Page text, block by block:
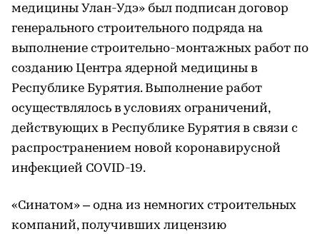
медицины Улан-Удэ» был подписан договор
генерального строительного подряда на
выполнение строительно-монтажных работ по
созданию Центра ядерной медицины в
Республике Бурятия. Выполнение работ
осуществлялось в условиях ограничений,
действующих в Республике Бурятия в связи с
распространением новой коронавирусной
инфекцией COVID-19.
«Синатом» – одна из немногих строительных
компаний, получивших лицензию